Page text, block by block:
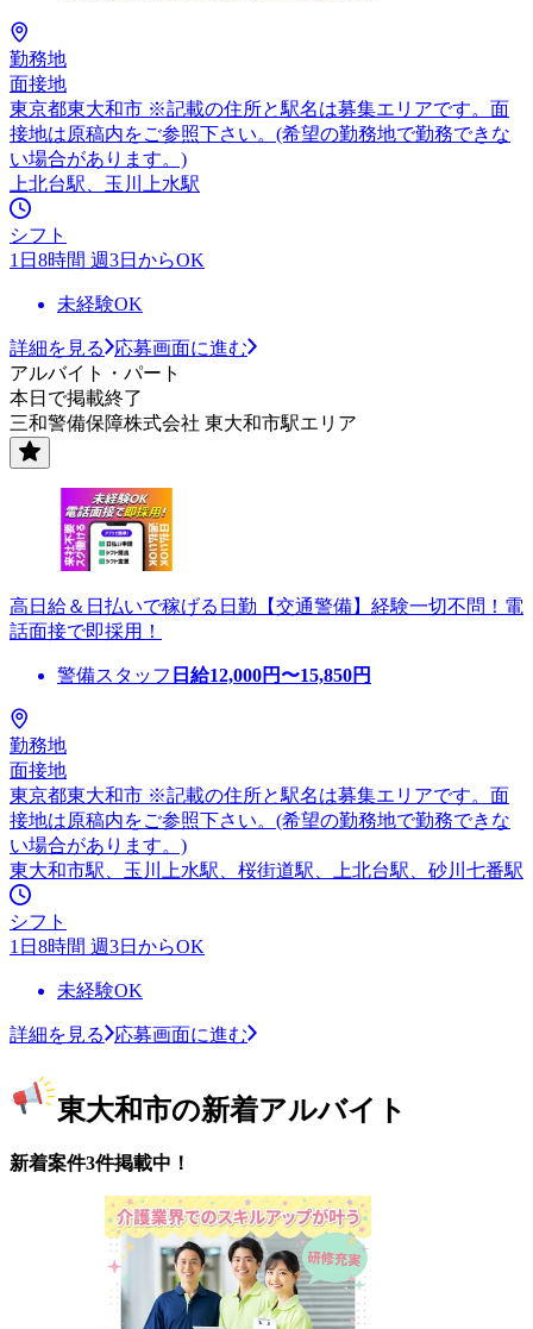
勤務地
面接地
東京都東大和市 ※記載の住所と駅名は募集エリアです。面
接地は原稿内をご参照下さい。(希望の勤務地で勤務できな
い場合があります。)
上北台駅、玉川上水駅
シフト
1日8時間 週3日からOK
未経験OK
詳細を見る
応募画面に進む
アルバイト・パート
本日で掲載終了
三和警備保障株式会社 東大和市駅エリア
高日給＆日払いで稼げる日勤【交通警備】経験一切不問！電
話面接で即採用！
警備スタッフ 日給12,000円〜15,850円
勤務地
面接地
東京都東大和市 ※記載の住所と駅名は募集エリアです。面
接地は原稿内をご参照下さい。(希望の勤務地で勤務できな
い場合があります。)
東大和市駅、玉川上水駅、桜街道駅、上北台駅、砂川七番駅
シフト
1日8時間 週3日からOK
未経験OK
詳細を見る 応募画面に進む
東大和市の新着アルバイト
新着案件3件掲載中！